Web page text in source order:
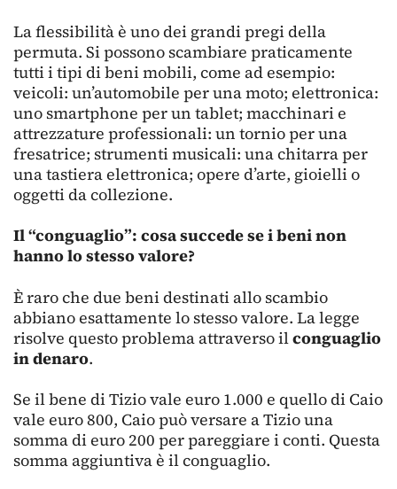
La flessibilità è uno dei grandi pregi della
permuta. Si possono scambiare praticamente
tutti i tipi di beni mobili, come ad esempio:
veicoli: un’automobile per una moto; elettronica:
uno smartphone per un tablet; macchinari e
attrezzature professionali: un tornio per una
fresatrice; strumenti musicali: una chitarra per
una tastiera elettronica; opere d’arte, gioielli o
oggetti da collezione.
Il “conguaglio”: cosa succede se i beni non
hanno lo stesso valore?
È raro che due beni destinati allo scambio
abbiano esattamente lo stesso valore. La legge
risolve questo problema attraverso ilconguaglio
in denaro.
Se il bene di Tizio vale euro 1.000 e quello di Caio
vale euro 800, Caio può versare a Tizio una
somma di euro 200 per pareggiare i conti. Questa
somma aggiuntiva è il conguaglio.